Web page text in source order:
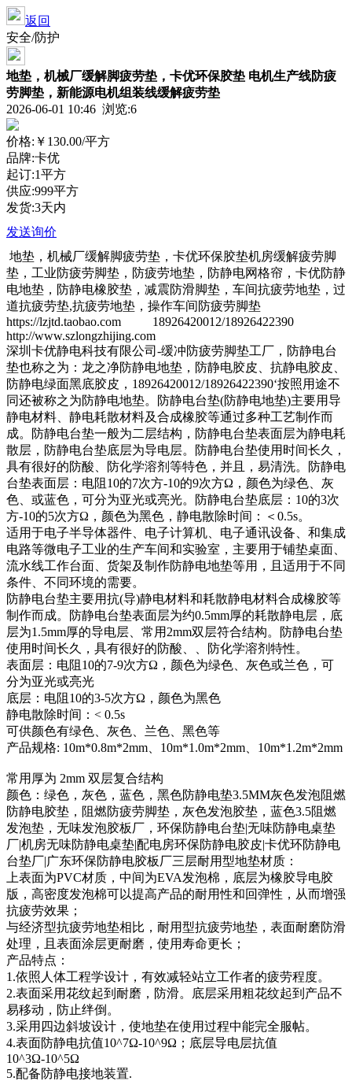
返回
安全/防护
地垫，机械厂缓解脚疲劳垫，卡优环保胶垫 电机生产线防疲
劳脚垫，新能源电机组装线缓解疲劳垫
2026-06-01 10:46 浏览:6
价格: ￥130.00/平方
品牌:卡优
起订:1平方
供应:999平方
发货:3天内
发送询价
地垫，机械厂缓解脚疲劳垫，卡优环保胶垫机房缓解疲劳脚
垫，工业防疲劳脚垫，防疲劳地垫，防静电网格帘，卡优防静
电地垫，防静电橡胶垫，减震防滑脚垫，车间抗疲劳地垫，过
道抗疲劳垫,抗疲劳地垫，操作车间防疲劳脚垫
https://lzjtd.taobao.com 18926420012/18926422390
http://www.szlongzhijing.com
深圳卡优静电科技有限公司-缓冲防疲劳脚垫工厂，防静电台
垫也称之为：龙之净防静电地垫，防静电胶皮、抗静电胶皮、
防静电绿面黑底胶皮，18926420012/18926422390‘按照用途不
同还被称之为防静电地垫。防静电台垫(防静电地垫)主要用导
静电材料、静电耗散材料及合成橡胶等通过多种工艺制作而
成。防静电台垫一般为二层结构，防静电台垫表面层为静电耗
散层，防静电台垫底层为导电层。防静电台垫使用时间长久，
具有很好的防酸、防化学溶剂等特色，并且，易清洗。防静电
台垫表面层：电阻10的7次方-10的9次方Ω，颜色为绿色、灰
色、或蓝色，可分为亚光或亮光。防静电台垫底层：10的3次
方-10的5次方Ω，颜色为黑色，静电散除时间：＜0.5s。
适用于电子半导体器件、电子计算机、电子通讯设备、和集成
电路等微电子工业的生产车间和实验室，主要用于铺垫桌面、
流水线工作台面、货架及制作防静电地垫等用，且适用于不同
条件、不同环境的需要。
防静电台垫主要用抗(导)静电材料和耗散静电材料合成橡胶等
制作而成。防静电台垫表面层为约0.5mm厚的耗散静电层，底
层为1.5mm厚的导电层、常用2mm双层符合结构。防静电台垫
使用时间长久，具有很好的防酸、、防化学溶剂特性。
表面层：电阻10的7-9次方Ω，颜色为绿色、灰色或兰色，可
分为亚光或亮光
底层：电阻10的3-5次方Ω，颜色为黑色
静电散除时间：< 0.5s
可供颜色有绿色、灰色、兰色、黑色等
产品规格: 10m*0.8m*2mm、10m*1.0m*2mm、10m*1.2m*2mm
常用厚为 2mm 双层复合结构
颜色：绿色，灰色，蓝色，黑色防静电垫3.5MM灰色发泡阻燃
防静电胶垫，阻燃防疲劳脚垫，灰色发泡胶垫，蓝色3.5阻燃
发泡垫，无味发泡胶板厂，环保防静电台垫|无味防静电桌垫
厂|机房无味防静电桌垫|配电房环保防静电胶皮|卡优环防静电
台垫厂|广东环保防静电胶板厂三层耐用型地垫材质：
上表面为PVC材质，中间为EVA发泡棉，底层为橡胶导电胶
版，高密度发泡棉可以提高产品的耐用性和回弹性，从而增强
抗疲劳效果；
与经济型抗疲劳地垫相比，耐用型抗疲劳地垫，表面耐磨防滑
处理，且表面涂层更耐磨，使用寿命更长；
产品特点：
1.依照人体工程学设计，有效减轻站立工作者的疲劳程度。
2.表面采用花纹起到耐磨，防滑。底层采用粗花纹起到产品不
易移动，防止绊倒。
3.采用四边斜坡设计，使地垫在使用过程中能完全服帖。
4.表面防静电抗值10^7Ω-10^9Ω；底层导电层抗值
10^3Ω-10^5Ω
5.配备防静电接地装置.